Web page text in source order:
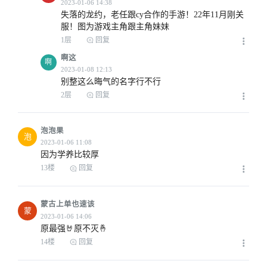
2023-01-06 06:14
2023-01-06 06:31
2023-01-06 07:46
失落的龙约，老任跟cy合作的手游！22年11月刚关
服！图为游戏主角跟主角妹妹
1层 回复
啊
啊这
别整这么晦气的名字行不行
2层 回复
泡
泡泡果
因为学养比较厚
13楼 回复
蒙
蒙古上单也速该
原最强🤘原不灭🤞
14楼 回复